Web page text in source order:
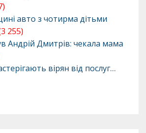
авто з чотирма дітьми
255)
Андрій Дмитрів: чекала мама
вірян від послуг…